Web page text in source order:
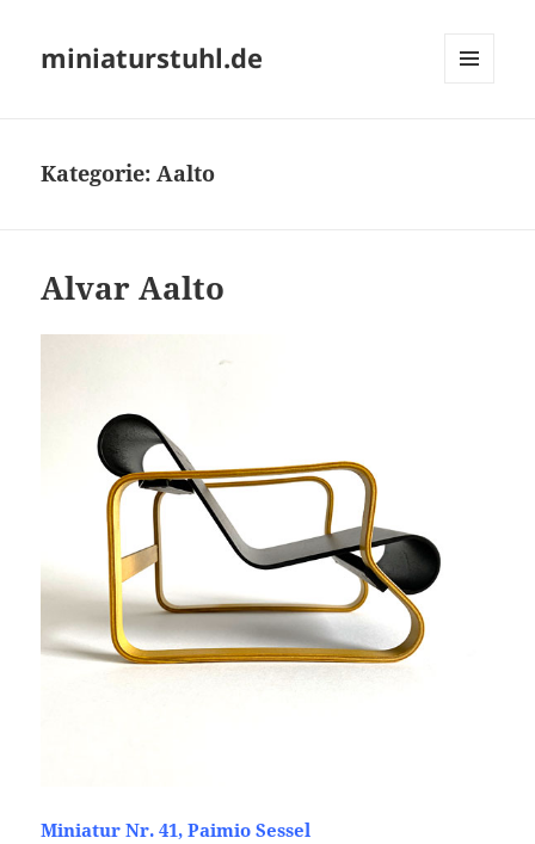
miniaturstuhl.de
Kategorie:Aalto
Alvar Aalto
Miniatur Nr. 41, Paimio Sessel